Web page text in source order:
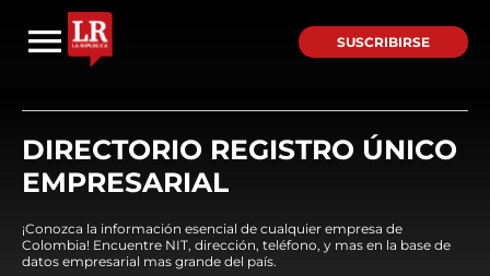
SUSCRIBIRSE
DIRECTORIO REGISTRO ÚNICO
EMPRESARIAL
¡Conozca la información esencial de cualquier empresa de
Colombia! Encuentre NIT, dirección, teléfono, y mas en la base de
datos empresarial mas grande del país.